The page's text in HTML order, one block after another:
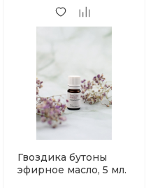
Гвоздика бутоны
эфирное масло, 5 мл.